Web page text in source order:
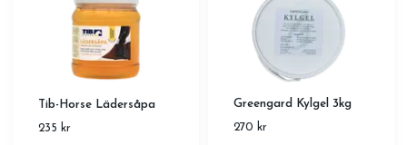
Tib-Horse Lädersåpa
235 kr
Greengard Kylgel 3kg
270 kr